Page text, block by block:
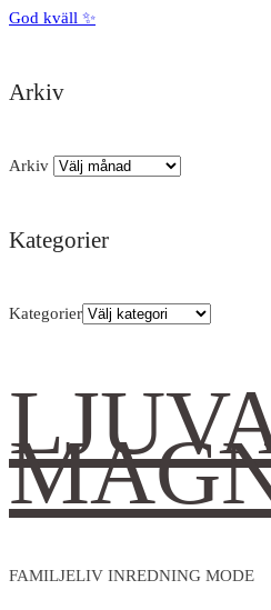
God kväll ✨
Arkiv
Arkiv
Kategorier
Kategorier
FAMILJELIV INREDNING MODE